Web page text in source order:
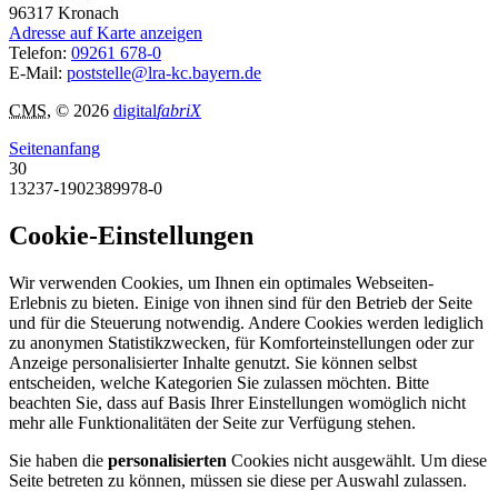
96317 Kronach
Adresse auf Karte anzeigen
Telefon: 09261 678-0
E-Mail: poststelle@lra-kc.bayern.de
CMS, © 2026 digitalfabriX
Seitenanfang
30
13237-1902389978-0
Cookie-Einstellungen
Wir verwenden Cookies, um Ihnen ein optimales Webseiten-
Erlebnis zu bieten. Einige von ihnen sind für den Betrieb der Seite
und für die Steuerung notwendig. Andere Cookies werden lediglich
zu anonymen Statistikzwecken, für Komforteinstellungen oder zur
Anzeige personalisierter Inhalte genutzt. Sie können selbst
entscheiden, welche Kategorien Sie zulassen möchten. Bitte
beachten Sie, dass auf Basis Ihrer Einstellungen womöglich nicht
mehr alle Funktionalitäten der Seite zur Verfügung stehen.
Sie haben die personalisierten Cookies nicht ausgewählt. Um diese
Seite betreten zu können, müssen sie diese per Auswahl zulassen.